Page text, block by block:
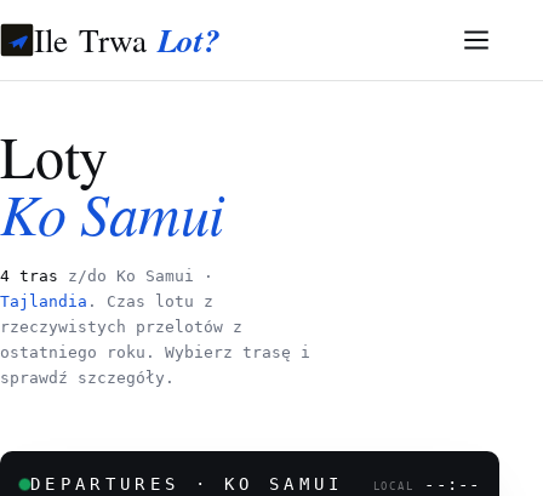
Ile TrwaLot?
Loty
Ko Samui
4 tras z/do Ko Samui ·
Tajlandia . Czas lotu z
rzeczywistych przelotów z
ostatniego roku. Wybierz trasę i
sprawdź szczegóły.
DEPARTURES · KO SAMUI LOCAL --:--